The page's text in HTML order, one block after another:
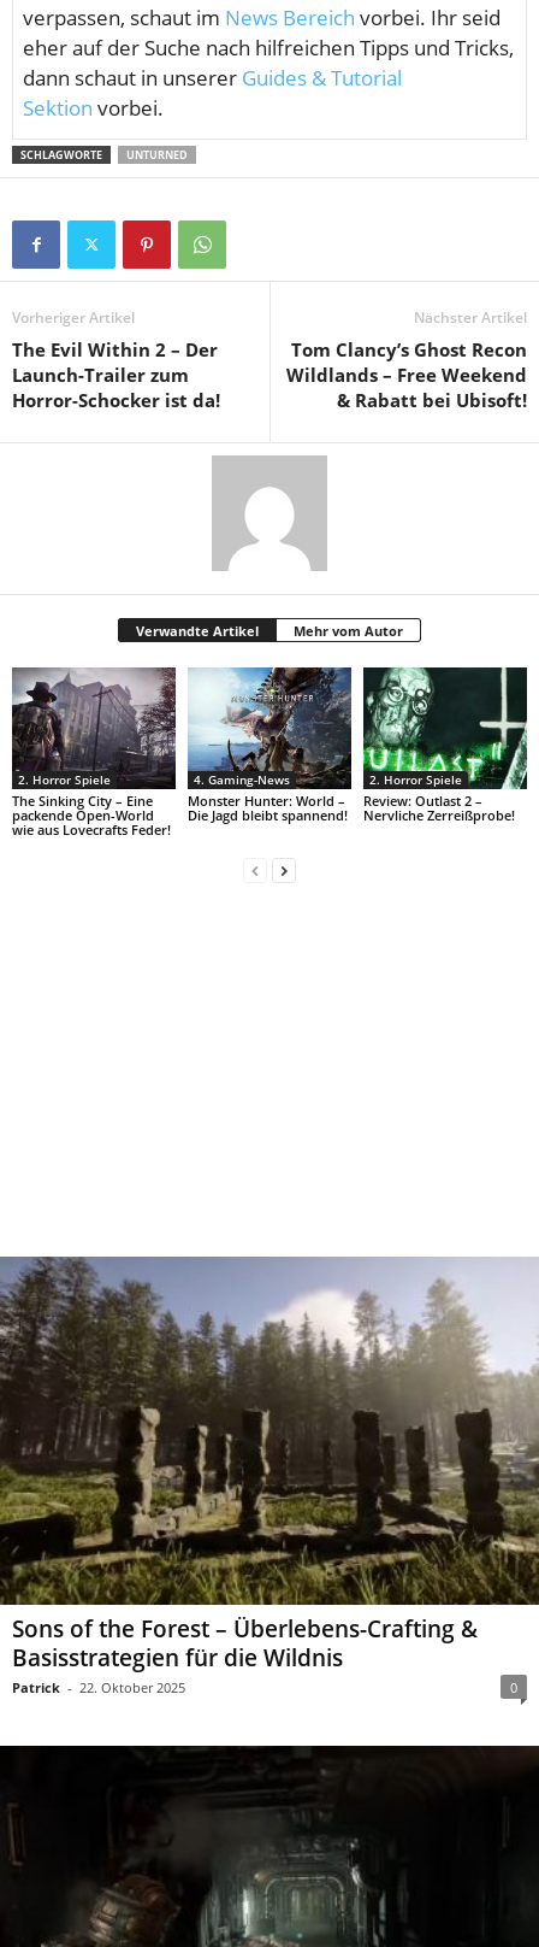
verpassen, schaut im News Bereich vorbei. Ihr seid
eher auf der Suche nach hilfreichen Tipps und Tricks,
dann schaut in unserer Guides & Tutorial
Sektion vorbei.
SCHLAGWORTE UNTURNED
Vorheriger Artikel
The Evil Within 2 – Der
Launch-Trailer zum
Horror-Schocker ist da!
Nächster Artikel
Tom Clancy’s Ghost Recon
Wildlands – Free Weekend
& Rabatt bei Ubisoft!
Verwandte Artikel Mehr vom Autor
2. Horror Spiele
The Sinking City – Eine
packende Open-World
wie aus Lovecrafts Feder!
4. Gaming-News
Monster Hunter: World –
Die Jagd bleibt spannend!
2. Horror Spiele
Review: Outlast 2 –
Nervliche Zerreißprobe!
Sons of the Forest – Überlebens-Crafting &
Basisstrategien für die Wildnis
Patrick - 22. Oktober 2025 0